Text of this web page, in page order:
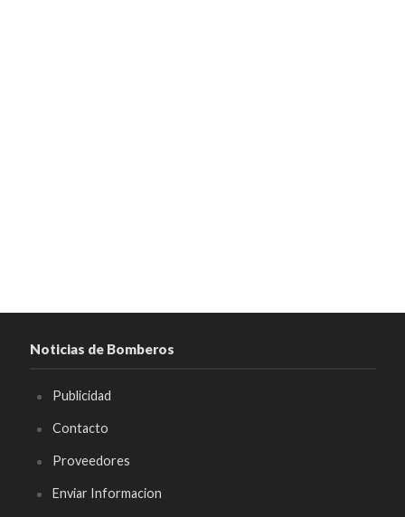
Noticias de Bomberos
Publicidad
Contacto
Proveedores
Enviar Informacion